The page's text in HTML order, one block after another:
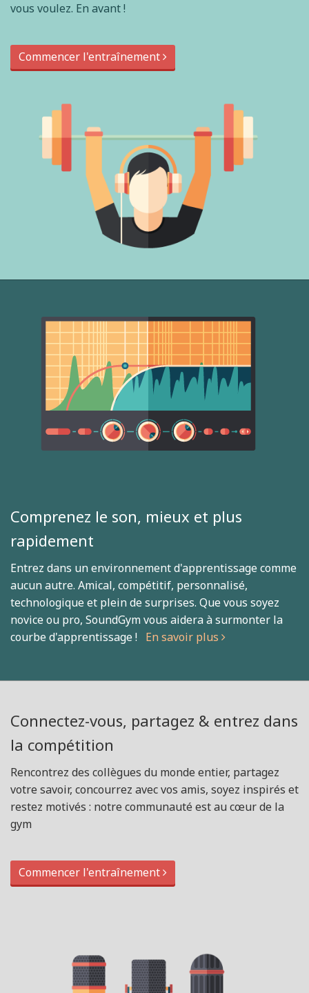
vous voulez. En avant !
Commencer l'entraînement
Comprenez le son, mieux et plus
rapidement
Entrez dans un environnement d'apprentissage comme
aucun autre. Amical, compétitif, personnalisé,
technologique et plein de surprises. Que vous soyez
novice ou pro, SoundGym vous aidera à surmonter la
courbe d'apprentissage ! En savoir plus
Connectez-vous, partagez & entrez dans
la compétition
Rencontrez des collègues du monde entier, partagez
votre savoir, concourrez avec vos amis, soyez inspirés et
restez motivés : notre communauté est au cœur de la
gym
Commencer l'entraînement